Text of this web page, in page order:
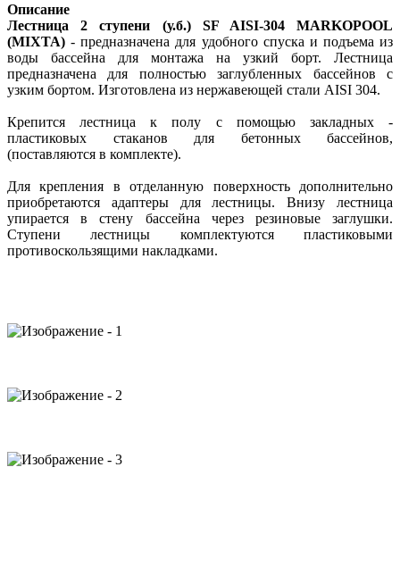
Описание
Лестница 2 ступени (у.б.) SF AISI-304 MARKOPOOL
(MIXTA) - предназначена для удобного спуска и подъема из
воды бассейна для монтажа на узкий борт. Лестница
предназначена для полностью заглубленных бассейнов с
узким бортом. Изготовлена из нержавеющей стали AISI 304.
Крепится лестница к полу с помощью закладных -
пластиковых стаканов для бетонных бассейнов,
(поставляются в комплекте).
Для крепления в отделанную поверхность дополнительно
приобретаются адаптеры для лестницы. Внизу лестница
упирается в стену бассейна через резиновые заглушки.
Ступени лестницы комплектуются пластиковыми
противоскользящими накладками.